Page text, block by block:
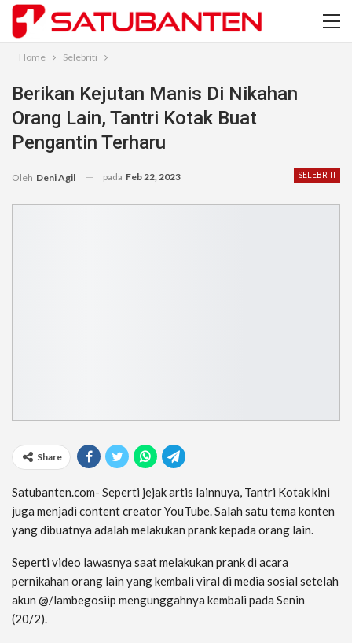
Home Selebriti
Berikan Kejutan Manis Di Nikahan
Orang Lain, Tantri Kotak Buat
Pengantin Terharu
SELEBRITI
Oleh Deni Agil pada Feb 22, 2023
Share
Satubanten.com- Seperti jejak artis lainnuya, Tantri Kotak kini
juga menjadi content creator YouTube. Salah satu tema konten
yang dibuatnya adalah melakukan prank kepada orang lain.
Seperti video lawasnya saat melakukan prank di acara
pernikahan orang lain yang kembali viral di media sosial setelah
akun @/lambegosiip mengunggahnya kembali pada Senin
(20/2).